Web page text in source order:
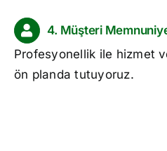
4. Müşteri
Profesyonellik ile hizmet
ön planda tutuyoruz.